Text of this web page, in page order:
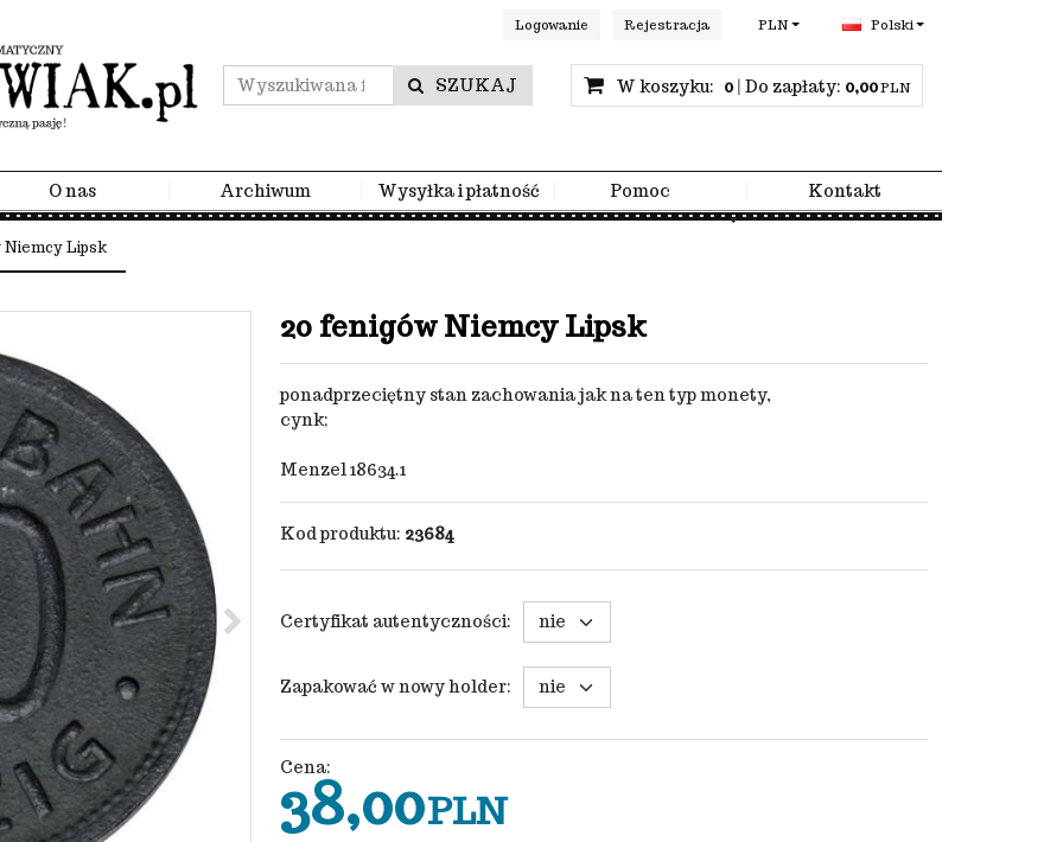
PLN Polski
Logowanie Rejestracja
SZUKAJ W koszyku: 0 | Do zapłaty: 0,00PLN
O nas Archiwum Wysyłka i płatność Pomoc Kontakt
Niemcy Lipsk
20 fenigów Niemcy Lipsk
ponadprzeciętny stan zachowania jak na ten typ monety,
cynk;
Menzel 18634.1
Kod produktu: 23684
Certyfikat autentyczności:
Zapakować w nowy holder:
Cena:
38,00PLN